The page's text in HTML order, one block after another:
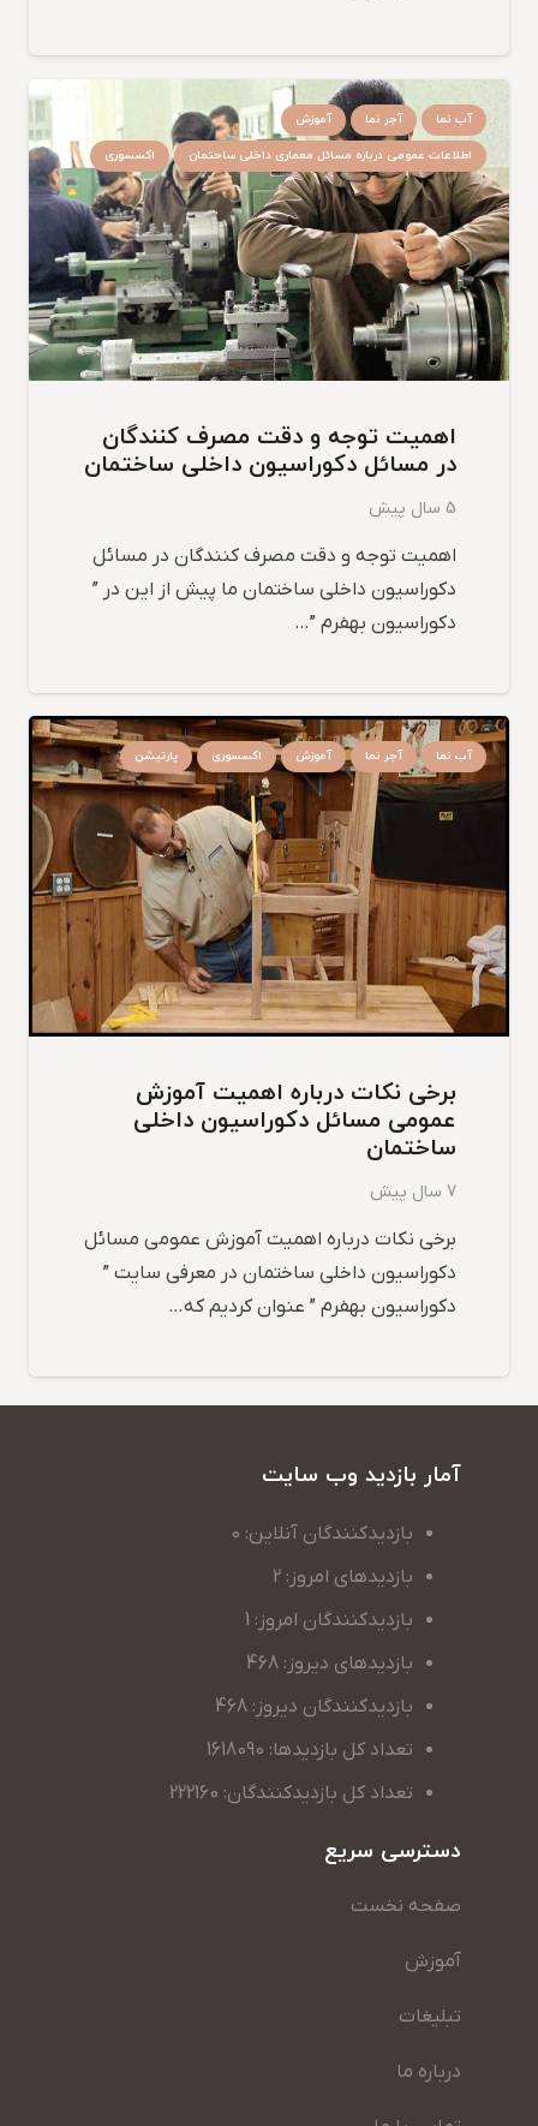
آب نما آجر نما
آموزش
اطلاعات عمومی درباره مسائل معماری داخلی ساحتمان
اکسسوری
اهمیت توجه و دقت مصرف کنندگان
در مسائل دکوراسیون داخلی ساختمان
5 سال پیش
اهمیت توجه و دقت مصرف کنندگان در مسائل
دکوراسیون داخلی ساختمان ما پیش از این در ”
دکوراسیون بهفرم ”…
آب نما آجر نما آموزش اکسسوری پارتیشن
برخی نکات درباره اهمیت آموزش
عمومی مسائل دکوراسیون داخلی
ساختمان
7 سال پیش
برخی نکات درباره اهمیت آموزش عمومی مسائل
دکوراسیون داخلی ساختمان در معرفی سایت ”
دکوراسیون بهفرم ” عنوان کردیم که…
آمار بازدید وب سایت
بازدیدکنندگان آنلاین: 0
بازدیدهای امروز: 2
بازدیدکنندگان امروز: 1
بازدیدهای دیروز: 468
بازدیدکنندگان دیروز: 468
تعداد کل بازدیدها: 1618090
تعداد کل بازدیدکنندگان: 222160
دسترسی سریع
صفحه نخست
آموزش
تبلیغات
درباره ما